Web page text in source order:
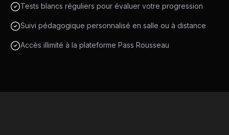
Tests blancs réguliers pour évaluer votre progression
Suivi pédagogique personnalisé en salle ou à distance
Accès illimité à la plateforme Pass Rousseau